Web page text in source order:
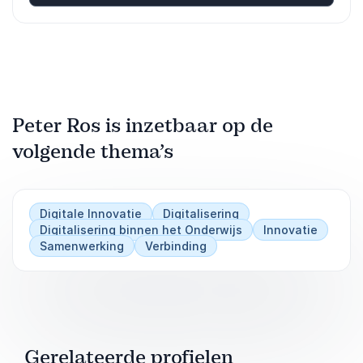
Peter Ros is inzetbaar op de
volgende thema’s
Digitale Innovatie
Digitalisering
Digitalisering binnen het Onderwijs
Innovatie
Samenwerking
Verbinding
Gerelateerde profielen